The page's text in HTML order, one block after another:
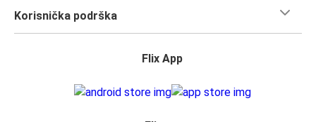
Korisnička podrška
Flix App